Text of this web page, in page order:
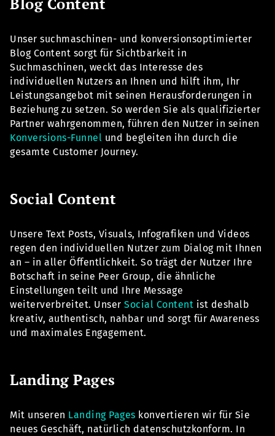
Unser suchmaschinen- und konversionsoptimierter
Blog Content sorgt für Sichtbarkeit in
Suchmaschinen, weckt das Interesse des
individuellen Nutzers an Ihnen und hilft ihm, Ihr
Leistungsangebot mit seinen Herausforderungen in
Beziehung zu setzen. So werden Sie als qualifizierter
Partner wahrgenommen, führen den Nutzer in seinen
Konversions-Funnel und begleiten ihn durch die
gesamte Customer Journey.
Social Content
Unsere Text Posts, Visuals, Infografiken und Videos
regen den individuellen Nutzer zum Dialog mit Ihnen
an – in aller Öffentlichkeit. So trägt der Nutzer Ihre
Botschaft in seine Peer Group, die ähnliche
Einstellungen teilt und Ihre Message
weiterverbreitet. Unser Social Content ist deshalb
kreativ, authentisch, nahbar und sorgt für Awareness
und maximales Engagement.
Landing Pages
Mit unseren Landing Pages konvertieren wir für Sie
neues Geschäft, natürlich datenschutzkonform. In